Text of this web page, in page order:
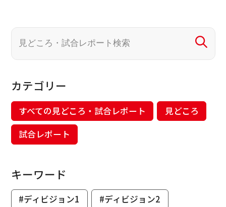
カテゴリー
すべての見どころ・試合レポート
見どころ
試合レポート
キーワード
#ディビジョン1
#ディビジョン2